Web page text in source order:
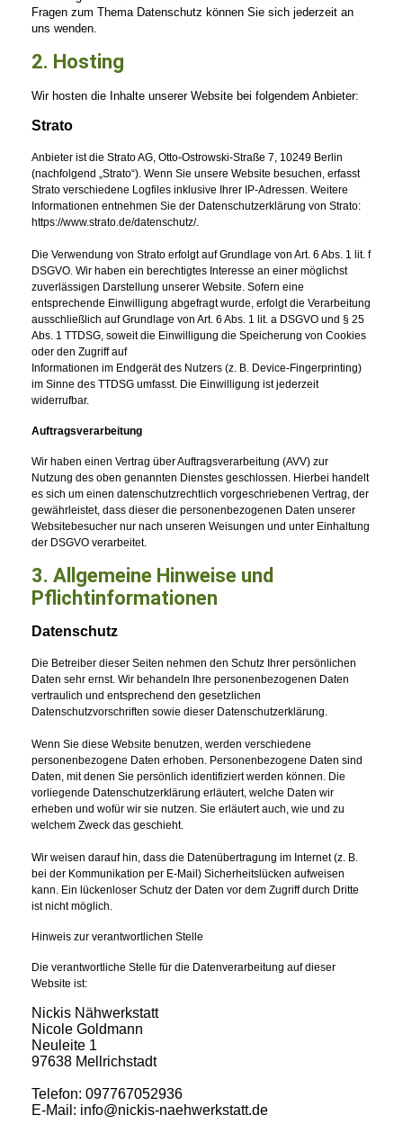
Fragen zum Thema Datenschutz können Sie sich jederzeit an
uns wenden.
2. Hosting
Wir hosten die Inhalte unserer Website bei folgendem Anbieter:
Strato
Anbieter ist die Strato AG, Otto-Ostrowski-Straße 7, 10249 Berlin
(nachfolgend „Strato“). Wenn Sie unsere Website besuchen, erfasst
Strato verschiedene Logfiles inklusive Ihrer IP-Adressen. Weitere
Informationen entnehmen Sie der Datenschutzerklärung von Strato:
https://www.strato.de/datenschutz/.
Die Verwendung von Strato erfolgt auf Grundlage von Art. 6 Abs. 1 lit. f
DSGVO. Wir haben ein berechtigtes Interesse an einer möglichst
zuverlässigen Darstellung unserer Website. Sofern eine
entsprechende Einwilligung abgefragt wurde, erfolgt die Verarbeitung
ausschließlich auf Grundlage von Art. 6 Abs. 1 lit. a DSGVO und § 25
Abs. 1 TTDSG, soweit die Einwilligung die Speicherung von Cookies
oder den Zugriff auf
Informationen im Endgerät des Nutzers (z. B. Device-Fingerprinting)
im Sinne des TTDSG umfasst. Die Einwilligung ist jederzeit
widerrufbar.
Auftragsverarbeitung
Wir haben einen Vertrag über Auftragsverarbeitung (AVV) zur
Nutzung des oben genannten Dienstes geschlossen. Hierbei handelt
es sich um einen datenschutzrechtlich vorgeschriebenen Vertrag, der
gewährleistet, dass dieser die personenbezogenen Daten unserer
Websitebesucher nur nach unseren Weisungen und unter Einhaltung
der DSGVO verarbeitet.
3. Allgemeine Hinweise und
Pflichtinformationen
Datenschutz
Die Betreiber dieser Seiten nehmen den Schutz Ihrer persönlichen
Daten sehr ernst. Wir behandeln Ihre personenbezogenen Daten
vertraulich und entsprechend den gesetzlichen
Datenschutzvorschriften sowie dieser Datenschutzerklärung.
Wenn Sie diese Website benutzen, werden verschiedene
personenbezogene Daten erhoben. Personenbezogene Daten sind
Daten, mit denen Sie persönlich identifiziert werden können. Die
vorliegende Datenschutzerklärung erläutert, welche Daten wir
erheben und wofür wir sie nutzen. Sie erläutert auch, wie und zu
welchem Zweck das geschieht.
Wir weisen darauf hin, dass die Datenübertragung im Internet (z. B.
bei der Kommunikation per E-Mail) Sicherheitslücken aufweisen
kann. Ein lückenloser Schutz der Daten vor dem Zugriff durch Dritte
ist nicht möglich.
Hinweis zur verantwortlichen Stelle
Die verantwortliche Stelle für die Datenverarbeitung auf dieser
Website ist:
Nickis Nähwerkstatt
Nicole Goldmann
Neuleite 1
97638 Mellrichstadt
Telefon: 097767052936
E-Mail: info@nickis-naehwerkstatt.de